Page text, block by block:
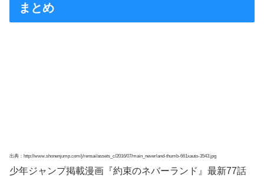
まとめ
出典：http://www.shonenjump.com/j/rensai/assets_c/2016/07/main_neverland-thumb-661xauto-3543.jpg
少年ジャンプ掲載漫画『約束のネバーランド』最新77話